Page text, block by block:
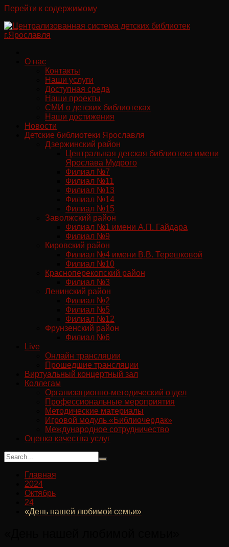
Перейти к содержимому
О нас
Контакты
Наши услуги
Доступная среда
Наши проекты
СМИ о детских библиотеках
Наши достижения
Новости
Детские библиотеки Ярославля
Дзержинский район
Центральная детская библиотека имени
Ярослава Мудрого
Филиал №7
Филиал №11
Филиал №13
Филиал №14
Филиал №15
Заволжский район
Филиал №1 имени А.П. Гайдара
Филиал №9
Кировский район
Филиал №4 имени В.В. Терешковой
Филиал №10
Красноперекопский район
Филиал №3
Ленинский район
Филиал №2
Филиал №5
Филиал №12
Фрунзенский район
Филиал №6
Live
Онлайн трансляции
Прошедшие трансляции
Виртуальный концертный зал
Коллегам
Организационно-методический отдел
Профессиональные мероприятия
Методические материалы
Игровой модуль «Библиочердак»
Международное сотрудничество
Оценка качества услуг
Главная
2024
Октябрь
24
«День нашей любимой семьи»